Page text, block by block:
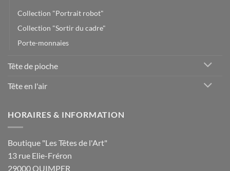
Collection "Portrait robot"
Collection "Sortir du cadre"
Porte-monnaies
Tête de pioche
Tête en l'air
HORAIRES & INFORMATION
Boutique "Les Têtes de l'Art"
13 rue Elie-Fréron
29000 QUIMPER